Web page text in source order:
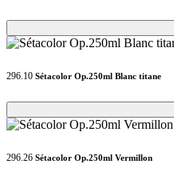
Loading...
Loading...
296.10 Sétacolor Op.250ml Blanc titane
Loading...
Loading...
296.26 Sétacolor Op.250ml Vermillon